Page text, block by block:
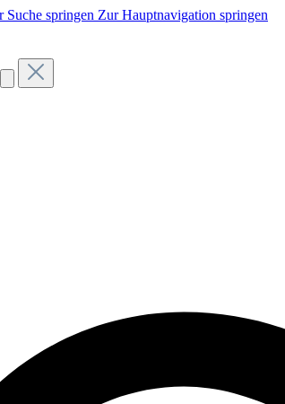
Suche springen Zur Hauptnavigation springen